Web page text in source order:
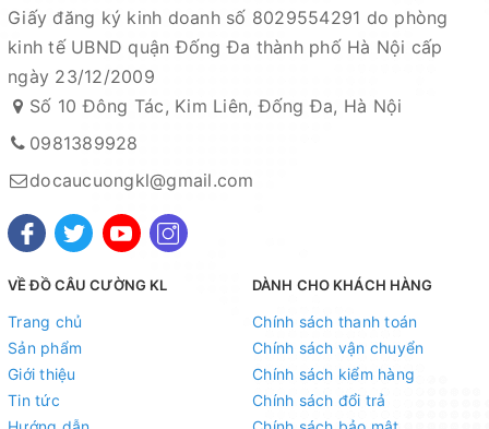
Giấy đăng ký kinh doanh số 8029554291 do phòng
kinh tế UBND quận Đống Đa thành phố Hà Nội cấp
ngày 23/12/2009
Số 10 Đông Tác, Kim Liên, Đống Đa, Hà Nội
0981389928
docaucuongkl@gmail.com
VỀ ĐỒ CÂU CƯỜNG KL
Trang chủ
Sản phẩm
Giới thiệu
Tin tức
DÀNH CHO KHÁCH HÀNG
Chính sách thanh toán
Chính sách vận chuyển
Chính sách kiểm hàng
Chính sách đổi trả